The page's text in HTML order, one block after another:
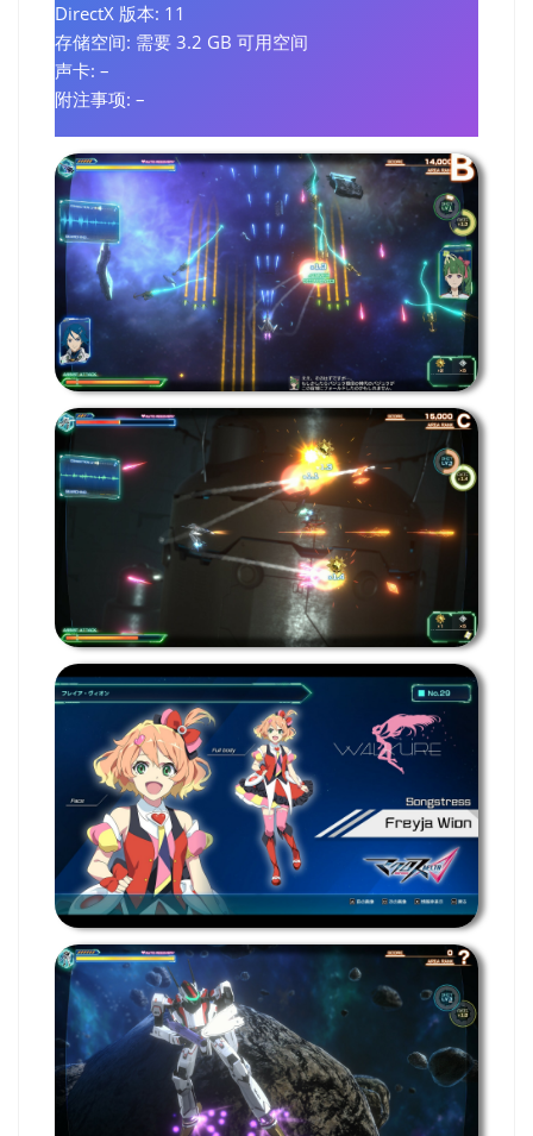
DirectX 版本: 11
存储空间: 需要 3.2 GB 可用空间
声卡: –
附注事项: –